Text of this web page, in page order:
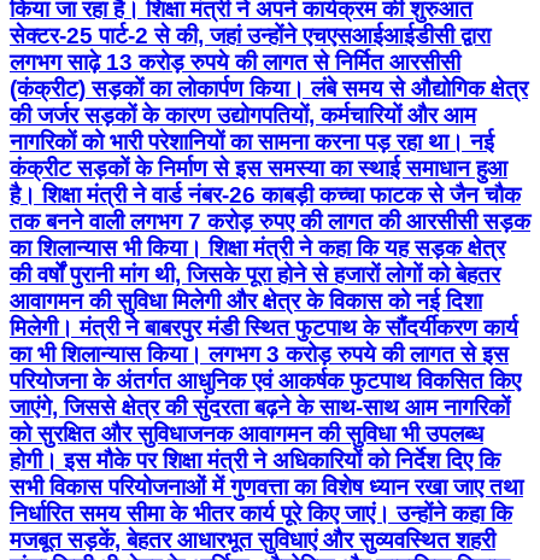
किया जा रहा है। शिक्षा मंत्री ने अपने कार्यक्रम की शुरुआत
सेक्टर-25 पार्ट-2 से की, जहां उन्होंने एचएसआईआईडीसी द्वारा
लगभग साढ़े 13 करोड़ रुपये की लागत से निर्मित आरसीसी
(कंक्रीट) सड़कों का लोकार्पण किया। लंबे समय से औद्योगिक क्षेत्र
की जर्जर सड़कों के कारण उद्योगपतियों, कर्मचारियों और आम
नागरिकों को भारी परेशानियों का सामना करना पड़ रहा था। नई
कंक्रीट सड़कों के निर्माण से इस समस्या का स्थाई समाधान हुआ
है। शिक्षा मंत्री ने वार्ड नंबर-26 काबड़ी कच्चा फाटक से जैन चौक
तक बनने वाली लगभग 7 करोड़ रुपए की लागत की आरसीसी सड़क
का शिलान्यास भी किया। शिक्षा मंत्री ने कहा कि यह सड़क क्षेत्र
की वर्षों पुरानी मांग थी, जिसके पूरा होने से हजारों लोगों को बेहतर
आवागमन की सुविधा मिलेगी और क्षेत्र के विकास को नई दिशा
मिलेगी। मंत्री ने बाबरपुर मंडी स्थित फुटपाथ के सौंदर्यीकरण कार्य
का भी शिलान्यास किया। लगभग 3 करोड़ रुपये की लागत से इस
परियोजना के अंतर्गत आधुनिक एवं आकर्षक फुटपाथ विकसित किए
जाएंगे, जिससे क्षेत्र की सुंदरता बढ़ने के साथ-साथ आम नागरिकों
को सुरक्षित और सुविधाजनक आवागमन की सुविधा भी उपलब्ध
होगी। इस मौके पर शिक्षा मंत्री ने अधिकारियों को निर्देश दिए कि
सभी विकास परियोजनाओं में गुणवत्ता का विशेष ध्यान रखा जाए तथा
निर्धारित समय सीमा के भीतर कार्य पूरे किए जाएं। उन्होंने कहा कि
मजबूत सड़कें, बेहतर आधारभूत सुविधाएं और सुव्यवस्थित शहरी